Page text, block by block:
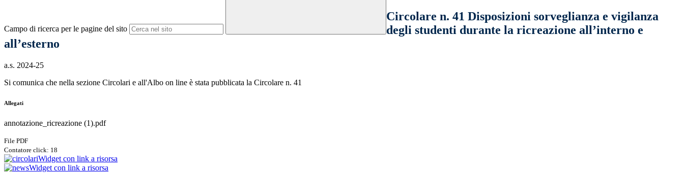
Campo di ricerca per le pagine del sito
Circolare n. 41 Disposizioni sorveglianza e vigilanza
degli studenti durante la ricreazione all’interno e
all’esterno
a.s. 2024-25
Si comunica che nella sezione Circolari e all'Albo on line è stata pubblicata la Circolare n. 41
Allegati
annotazione_ricreazione (1).pdf
File PDF
Contatore click: 18
Widget con link a risorsa
Widget con link a risorsa